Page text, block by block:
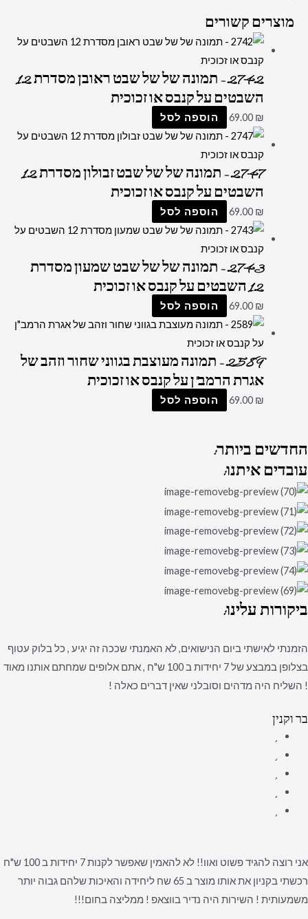
מוצרים קשורים
2742 – תמונה של של שבט ראובן מסדרת 12
השבטים על קנבס או זכוכית
69.00 ₪ הוספה לסל
2747 – תמונה של של שבט זבולון מסדרת 12
השבטים על קנבס או זכוכית
69.00 ₪ הוספה לסל
2743 – תמונה של של שבט שמעון מסדרת
12 השבטים על קנבס או זכוכית
69.00 ₪ הוספה לסל
2589 – תמונה מעוצבת בגווני שחור וזהב של
אגרת הרמב"ן על קנבס או זכוכית
69.00 ₪ הוספה לסל
החדשיםביותר:
עובדיםאיתנו:
ביקורותעלינו:
הזמנתי לאישתי ביום הנישואים, לא האמנתי שככה זה יגיע , כל בלוק עטוף
בצלופן במבצע של 7 יחידות ב 100 ש"ח , אתם אלופים שמחתם אותנו מאוד
! השליח היה מדהים וסובלני שאין דברים כאלה !
בר וקנין
אני רוצה להגיד פשוט ואוו!! לא להאמין שאפשר לקנות 7 יחידות ב 100 ש"ח
רכשתי בקניון את אותו מוצר ב 65 שח ליחידה והאיכות שלהם גבוה יותר
משמעותית ! השירות היה נדיר בווצאפ ! ממליצה בחום!!!